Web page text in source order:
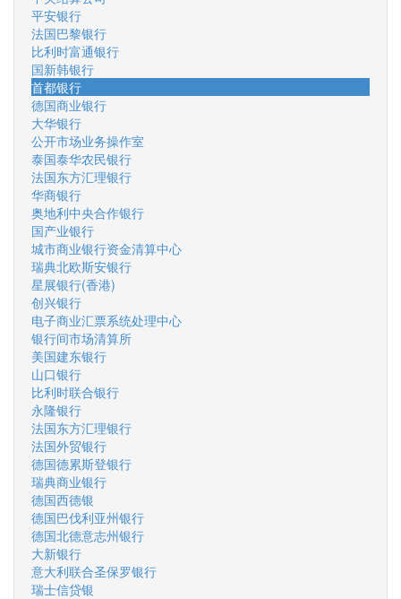
平安银行
法国巴黎银行
比利时富通银行
国新韩银行
首都银行
德国商业银行
大华银行
公开市场业务操作室
泰国泰华农民银行
法国东方汇理银行
华商银行
奥地利中央合作银行
国产业银行
城市商业银行资金清算中心
瑞典北欧斯安银行
星展银行(香港)
创兴银行
电子商业汇票系统处理中心
银行间市场清算所
美国建东银行
山口银行
比利时联合银行
永隆银行
法国东方汇理银行
法国外贸银行
德国德累斯登银行
瑞典商业银行
德国西德银
德国巴伐利亚州银行
德国北德意志州银行
大新银行
意大利联合圣保罗银行
瑞士信贷银